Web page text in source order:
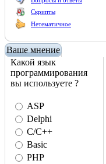
Скрипты
Нетематичное
Ваше мнение
Какой язык
программирования
вы используете ?
ASP
Delphi
C/C++
Basic
PHP